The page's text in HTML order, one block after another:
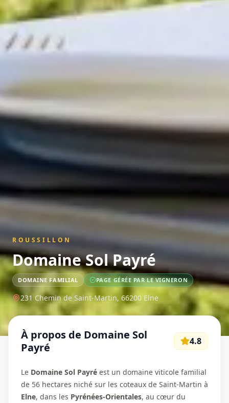
ROUSSILLON
Domaine Sol Payré
DOMAINE FAMILIAL PAGE GÉRÉE PAR LE VIGNERON
231 Chemin de Saint-Martin, 66200 Elne
À propos de Domaine Sol
Payré
4.8
Le Domaine Sol Payré est un domaine viticole familial
de 56 hectares niché sur les coteaux de Saint-Martin à
Elne, dans les Pyrénées-Orientales, au cœur du